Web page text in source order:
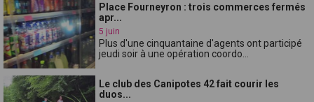
Place Fourneyron : trois commerces fermés
apr...
5 juin
Plus d'une cinquantaine d'agents ont participé
jeudi soir à une opération coordo...
Le club des Canipotes 42 fait courir les
duos...